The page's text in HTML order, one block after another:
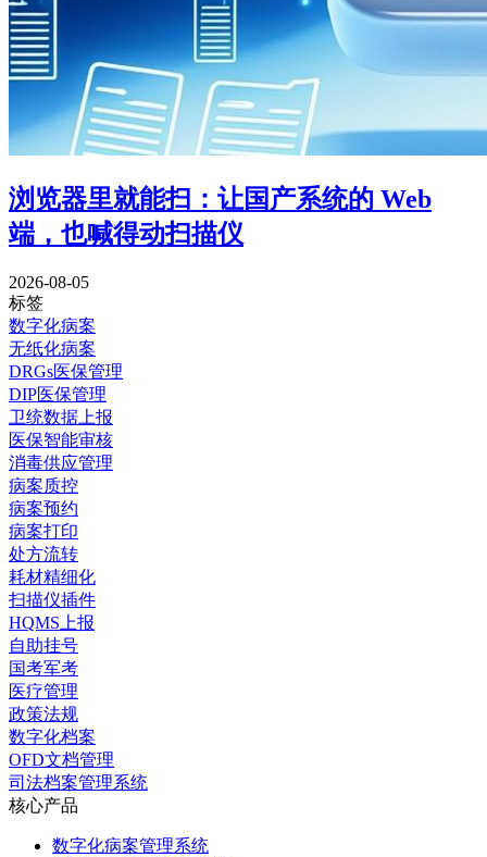
浏览器里就能扫：让国产系统的 Web
端，也喊得动扫描仪
2026-08-05
标签
数字化病案
无纸化病案
DRGs医保管理
DIP医保管理
卫统数据上报
医保智能审核
消毒供应管理
病案质控
病案预约
病案打印
处方流转
耗材精细化
扫描仪插件
HQMS上报
自助挂号
国考军考
医疗管理
政策法规
数字化档案
OFD文档管理
司法档案管理系统
核心产品
数字化病案管理系统